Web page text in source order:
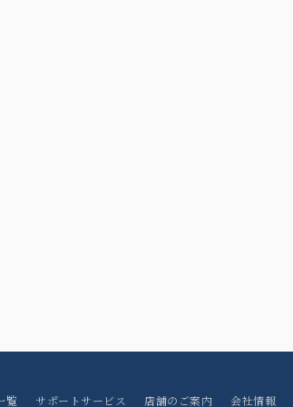
覧 サポートサービス 店舗のご案内 会社情報